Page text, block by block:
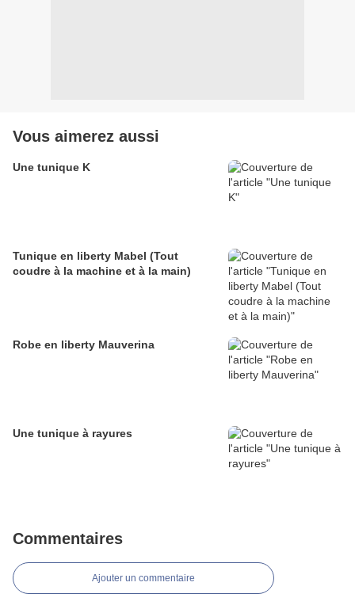
Vous aimerez aussi
Une tunique K
Tunique en liberty Mabel (Tout
coudre à la machine et à la main)
Robe en liberty Mauverina
Une tunique à rayures
Commentaires
Ajouter un commentaire